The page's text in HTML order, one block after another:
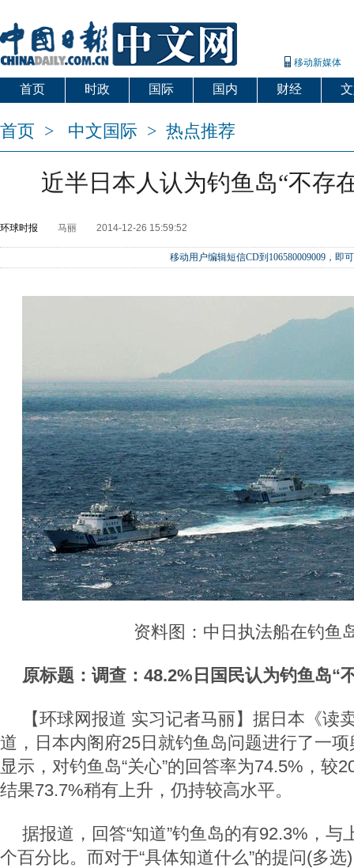
移动新媒体
首页 时政 国际 国内 财经
首页 > 中文国际 > 热点推荐
近半日本人认为钓鱼岛“不存
环球时报 马丽 2014-12-26 15:59:52
移动用户编辑短信CD到106580009009，即
资料图：中日执法船在钓鱼
原标题：调查：48.2%日国民认为钓鱼岛“
【环球网报道 实习记者马丽】据日本《读
道，日本内阁府25日就钓鱼岛问题进行了一
显示，对钓鱼岛“关心”的回答率为74.5%，较
结果73.7%稍有上升，仍持较高水平。
据报道，回答“知道”钓鱼岛的有92.3%，与
个百分比。而对于“具体知道什么”的提问(多选